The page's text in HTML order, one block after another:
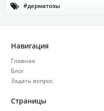
 #дерматозы
Навигация
Главная
Блог
Задать вопрос
Страницы